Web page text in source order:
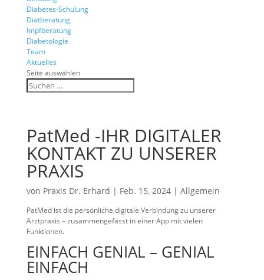
Diabetes-Schulung
Diätberatung
Impfberatung
Diabetologie
Team
Aktuelles
Seite auswählen
PatMed -IHR DIGITALER
KONTAKT ZU UNSERER
PRAXIS
von Praxis Dr. Erhard | Feb. 15, 2024| Allgemein
PatMed ist die persönliche digitale Verbindung zu unserer
Arztpraxis – zusammengefasst in einer App mit vielen
Funktionen.
EINFACH GENIAL – GENIAL
EINFACH